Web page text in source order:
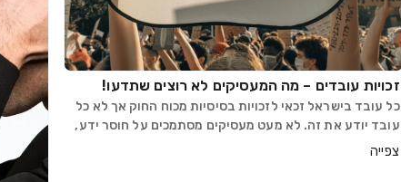
זכויות עובדים – מה המעסיקים לא רוצים שתדעו!
כל עובד בישראל זכאי לזכויות בסיסיות מכוח החוק אך לא כל
עובד יודע את זה. לא מעט מעסיקים מסתמכים על חוסר ידע,
על חשש מתביעות, או על חוסר הבנה של העובדים בנוגע למה
צפייה